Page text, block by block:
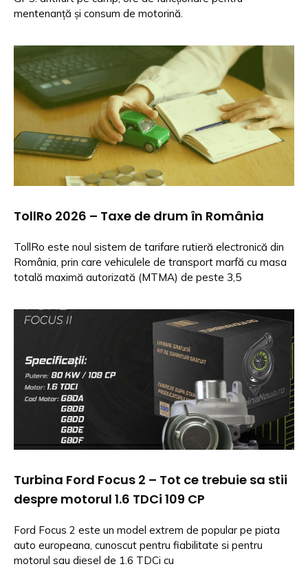
mentenanță și consum de motorină.
TollRo 2026 – Taxe de drum în România
TollRo este noul sistem de tarifare rutieră electronică din
România, prin care vehiculele de transport marfă cu masa
totală maximă autorizată (MTMA) de peste 3,5
Turbina Ford Focus 2 – Tot ce trebuie sa stii
despre motorul 1.6 TDCi 109 CP
Ford Focus 2 este un model extrem de popular pe piata
auto europeana, cunoscut pentru fiabilitate si pentru
motorul sau diesel de 1.6 TDCi cu